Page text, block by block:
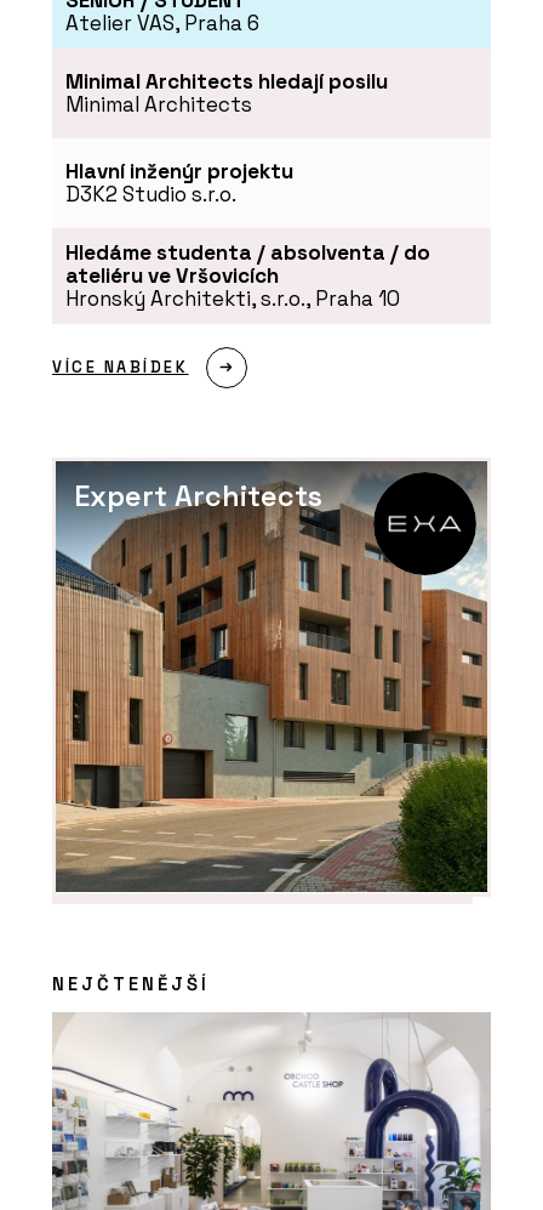
ČLÁNKY
PRODUKTY
Systém pro instalaci teplé a studené
pitné vody RAUTITAN - REHAU
PRODUKTY
Regulace teploty NEA SMART 2.0 -
Atelier VAS, Praha 6
Minimal Architects hledají posilu
Minimal Architects
Hlavní inženýr projektu
D3K2 Studio s.r.o.
Hledáme studenta / absolventa / do
ateliéru ve Vršovicích
Hronský Architekti, s.r.o., Praha 10
VÍCE NABÍDEK
Expert Architects
NEJČTENĚJŠÍ